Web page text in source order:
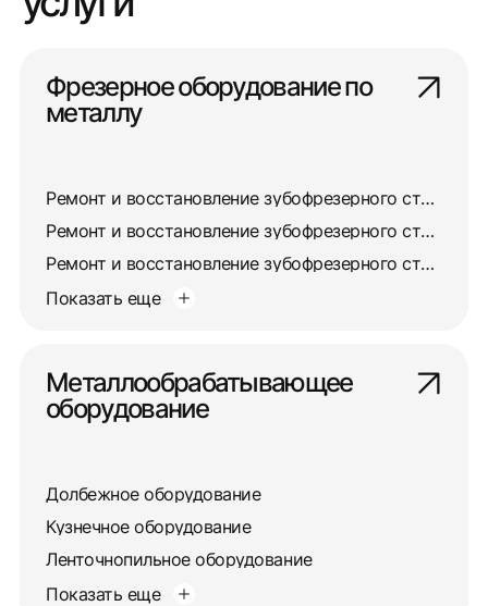
Фрезерное оборудование по
металлу
Ремонт и восстановление зубофрезерного станка 5310
Ремонт и восстановление зубофрезерного станка 532
Ремонт и восстановление зубофрезерного станка 5327
Показать еще
Металлообрабатывающее
оборудование
Долбежное оборудование
Кузнечное оборудование
Ленточнопильное оборудование
Показать еще